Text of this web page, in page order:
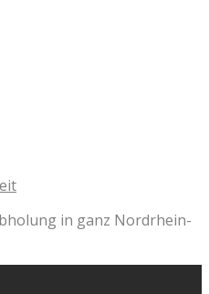
in ganz Nordrhein-